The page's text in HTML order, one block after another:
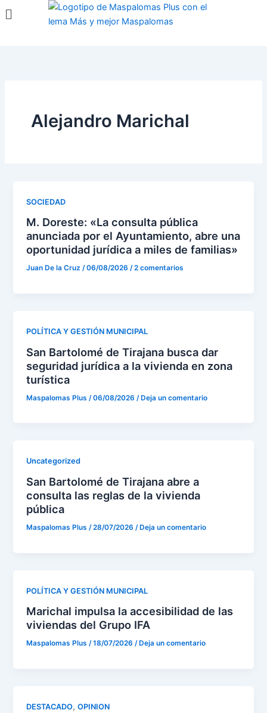
Menú
Alejandro Marichal
SOCIEDAD
M. Doreste: «La consulta pública
anunciada por el Ayuntamiento, abre una
oportunidad jurídica a miles de familias»
Juan De la Cruz/06/08/2026/2 comentarios
POLÍTICA Y GESTIÓN MUNICIPAL
San Bartolomé de Tirajana busca dar
seguridad jurídica a la vivienda en zona
turística
Maspalomas Plus /06/08/2026 /Deja un comentario
Uncategorized
San Bartolomé de Tirajana abre a
consulta las reglas de la vivienda
pública
Maspalomas Plus/28/07/2026/Deja un comentario
POLÍTICA Y GESTIÓN MUNICIPAL
Marichal impulsa la accesibilidad de las
viviendas del Grupo IFA
Maspalomas Plus/18/07/2026/ Deja un comentario
DESTACADO,OPINION